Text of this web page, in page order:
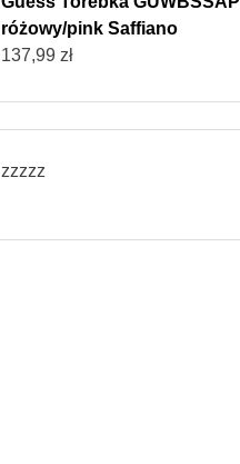
różowy/pink Saffiano
137,99 zł
zzzzz